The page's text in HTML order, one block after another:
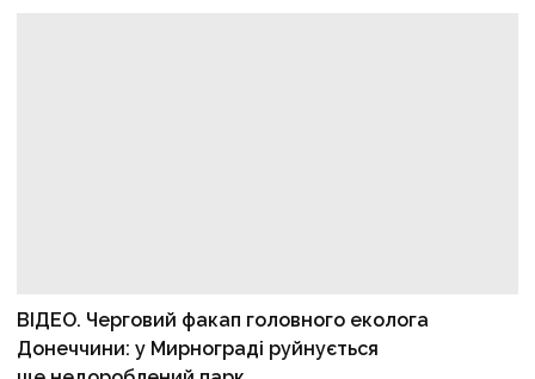
ВІДЕО. Черговий факап головного еколога
Донеччини: у Мирнограді руйнується